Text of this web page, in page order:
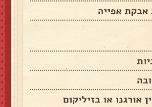
אבקת אפייה
אורגנו או בזיליקום